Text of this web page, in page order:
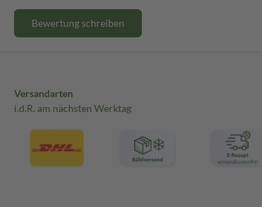
Bewertung schreiben
Versandarten
i.d.R. am nächsten Werktag